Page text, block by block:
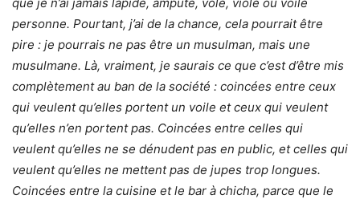
personne. Pourtant, j’ai de la chance, cela pourrait être
pire : je pourrais ne pas être un musulman, mais une
musulmane. Là, vraiment, je saurais ce que c’est d’être mis
complètement au ban de la société : coincées entre ceux
qui veulent qu’elles portent un voile et ceux qui veulent
qu’elles n’en portent pas. Coincées entre celles qui
veulent qu’elles ne se dénudent pas en public, et celles qui
veulent qu’elles ne mettent pas de jupes trop longues.
Coincées entre la cuisine et le bar à chicha, parce que le